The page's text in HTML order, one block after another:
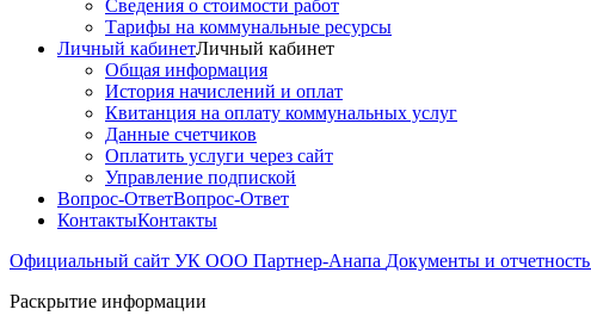
Сведения о стоимости работ
Тарифы на коммунальные ресурсы
Личный кабинетЛичный кабинет
Общая информация
История начислений и оплат
Квитанция на оплату коммунальных услуг
Данные счетчиков
Оплатить услуги через сайт
Управление подпиской
Вопрос-ОтветВопрос-Ответ
КонтактыКонтакты
Официальный сайт УК ООО Партнер-Анапа Документы и отчетность
Раскрытие информации